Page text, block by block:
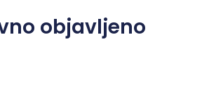
objavljeno